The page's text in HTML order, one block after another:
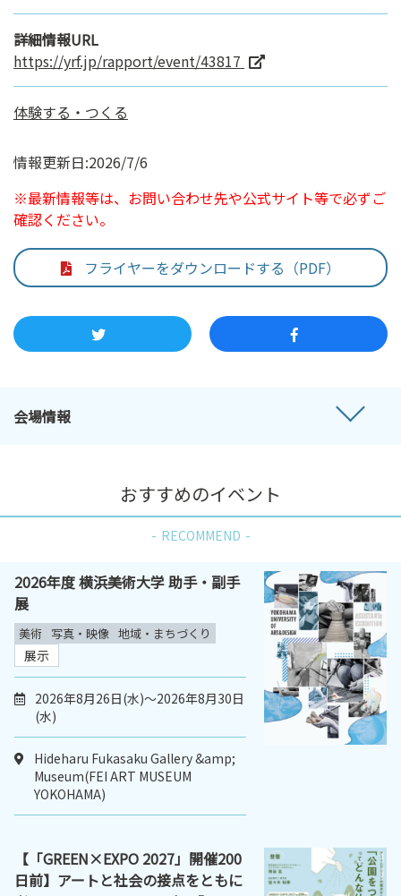
フライヤーをダウンロードする（PDF）
詳細情報URL
https://yrf.jp/rapport/event/43817
体験する・つくる
情報更新日:2026/7/6
※最新情報等は、お問い合わせ先や公式サイト等で必ずご
確認ください。
会場情報
おすすめのイベント
RECOMMEND
2026年度 横浜美術大学 助手・副手
展
美術 写真・映像 地域・まちづくり
展示
2026年8月26日(水)～2026年8月30日
(水)
Hideharu Fukasaku Gallery &amp;
Museum(FEI ART MUSEUM
YOKOHAMA)
【「GREEN×EXPO 2027」開催200
日前】アートと社会の接点をともに